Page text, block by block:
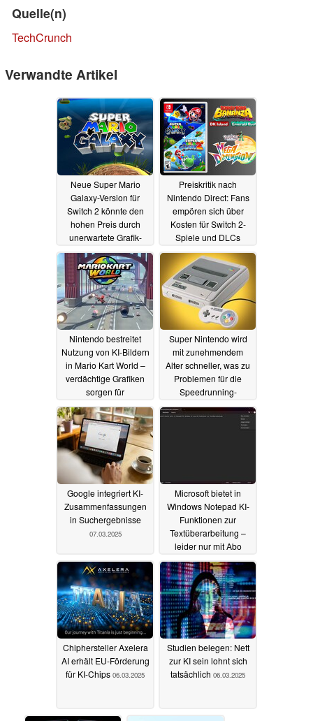
Quelle(n)
TechCrunch
Verwandte Artikel
Neue Super Mario
Galaxy-Version für
Switch 2 könnte den
hohen Preis durch
unerwartete Grafik-
Upgrades rechtfertigen
15.09.2025
Preiskritik nach
Nintendo Direct: Fans
empören sich über
Kosten für Switch 2-
Spiele und DLCs
13.09.2025
Nintendo bestreitet
Nutzung von KI-Bildern
in Mario Kart World –
verdächtige Grafiken
sorgen für
Diskussionen10.05.2025
Super Nintendo wird
mit zunehmendem
Alter schneller, was zu
Problemen für die
Speedrunning-
Community führt
17.03.2025
Google integriert KI-
Zusammenfassungen
in Suchergebnisse
07.03.2025
Microsoft bietet in
Windows Notepad KI-
Funktionen zur
Textüberarbeitung –
leider nur mit Abo
06.03.2025
Chiphersteller Axelera
AI erhält EU-Förderung
für KI-Chips 06.03.2025
Studien belegen: Nett
zur KI sein lohnt sich
tatsächlich 06.03.2025